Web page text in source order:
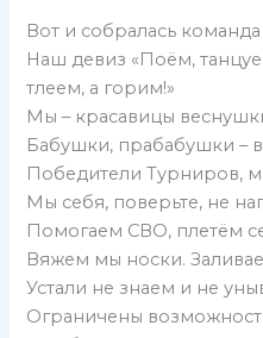
Вот и собралась
Наш девиз «Поём,
тлеем, а горим!»
Мы – красавицы
Бабушки, прабабушки –
Победители Турниров,
Мы себя, поверьте, не
Помогаем СВО, плетём
Вяжем мы носки.
Устали не знаем и не
Ограничены